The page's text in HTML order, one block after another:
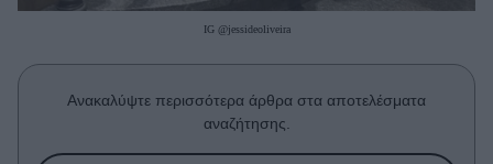
Πρόσωπα
Celebrities
Συνεντεύξεις
True Stories
IG @jessideoliveira
Ανακαλύψτε περισσότερα άρθρα στα αποτελέσματα
αναζήτησης.